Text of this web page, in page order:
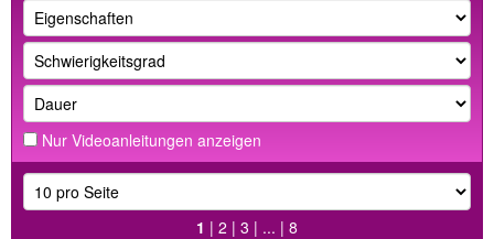
Nur Videoanleitungen anzeigen
1 | 2 | 3 | ... | 8